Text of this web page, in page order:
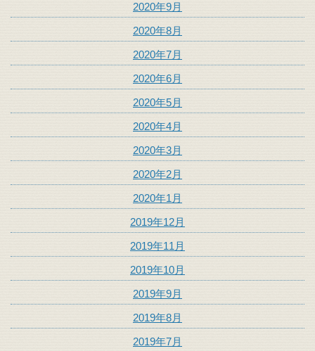
2020年9月
2020年8月
2020年7月
2020年6月
2020年5月
2020年4月
2020年3月
2020年2月
2020年1月
2019年12月
2019年11月
2019年10月
2019年9月
2019年8月
2019年7月